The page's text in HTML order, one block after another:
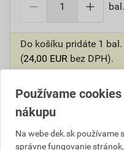
bal.
Do košíku pridáte 1
(24,00 EUR bez DPH).
Ušetrite4,92EURs
Číslo položky:1015370112
Výrobca SIKA
Používame
nákupu
Na webe dek.sk používame
správne fungovanie